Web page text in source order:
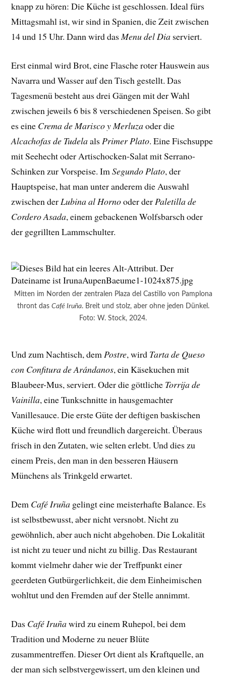
knapp zu hören: Die Küche ist geschlossen. Ideal fürs
Mittagsmahl ist, wir sind in Spanien, die Zeit zwischen
14 und 15 Uhr. Dann wird dasMenu del Dia serviert.
Erst einmal wird Brot, eine Flasche roter Hauswein aus
Navarra und Wasser auf den Tisch gestellt. Das
Tagesmenü besteht aus drei Gängen mit der Wahl
zwischen jeweils 6 bis 8 verschiedenen Speisen. So gibt
es eine Crema de Marisco y Merluzaoder die
Alcachofas de TudelaalsPrimer Plato. Eine Fischsuppe
mit Seehecht oder Artischocken-Salat mit Serrano-
Schinken zur Vorspeise. ImSegundo Plato, der
Hauptspeise, hat man unter anderem die Auswahl
zwischen derLubina al Hornooder derPaletilla de
Cordero Asada, einem gebackenen Wolfsbarsch oder
der gegrillten Lammschulter.
Mitten im Norden der zentralen Plaza del Castillo von Pamplona
thront das Café Iruña. Breit und stolz, aber ohne jeden Dünkel.
Foto: W. Stock, 2024.
Und zum Nachtisch, demPostre, wird Tarta de Queso
con Confitura de Arándanos, ein Käsekuchen mit
Blaubeer-Mus, serviert. Oder die göttliche Torrija de
Vainilla, eine Tunkschnitte in hausgemachter
Vanillesauce. Die erste Güte der deftigen baskischen
Küche wird flott und freundlich dargereicht. Überaus
frisch in den Zutaten, wie selten erlebt. Und dies zu
einem Preis, den man in den besseren Häusern
Münchens als Trinkgeld erwartet.
Dem Café Iruña gelingt eine meisterhafte Balance. Es
ist selbstbewusst, aber nicht versnobt. Nicht zu
gewöhnlich, aber auch nicht abgehoben. Die Lokalität
ist nicht zu teuer und nicht zu billig. Das Restaurant
kommt vielmehr daher wie der Treffpunkt einer
geerdeten Gutbürgerlichkeit, die dem Einheimischen
wohltut und den Fremden auf der Stelle annimmt.
Das Café Iruñawird zu einem Ruhepol, bei dem
Tradition und Moderne zu neuer Blüte
zusammentreffen. Dieser Ort dient als Kraftquelle, an
der man sich selbstvergewissert, um den kleinen und